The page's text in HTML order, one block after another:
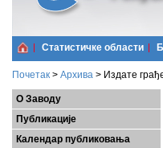
Статистичке области
Почетак > Архива > Издате
О Заводу
Публикације
Календар публиковања